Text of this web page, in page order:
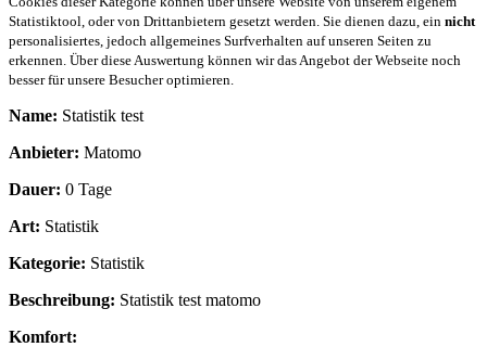
Statistiktool, oder von Drittanbietern gesetzt werden. Sie dienen dazu, ein nicht
personalisiertes, jedoch allgemeines Surfverhalten auf unseren Seiten zu
erkennen. Über diese Auswertung können wir das Angebot der Webseite noch
besser für unsere Besucher optimieren.
Name: Statistik test
Anbieter: Matomo
Dauer: 0 Tage
Art: Statistik
Kategorie: Statistik
Beschreibung: Statistik test matomo
Komfort: